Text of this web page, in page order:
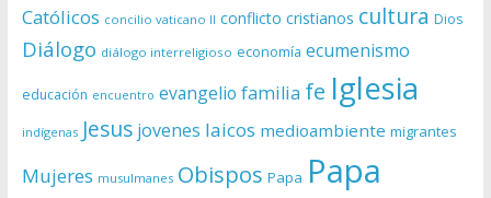
Católicos concilio vaticano II conflicto cristianos cultura Dios
Diálogo diálogo interreligioso economía ecumenismo
educación encuentro evangelio familia fe Iglesia
indígenas Jesus jovenes laicos medioambiente migrantes
Mujeres musulmanes Obispos Papa Papa